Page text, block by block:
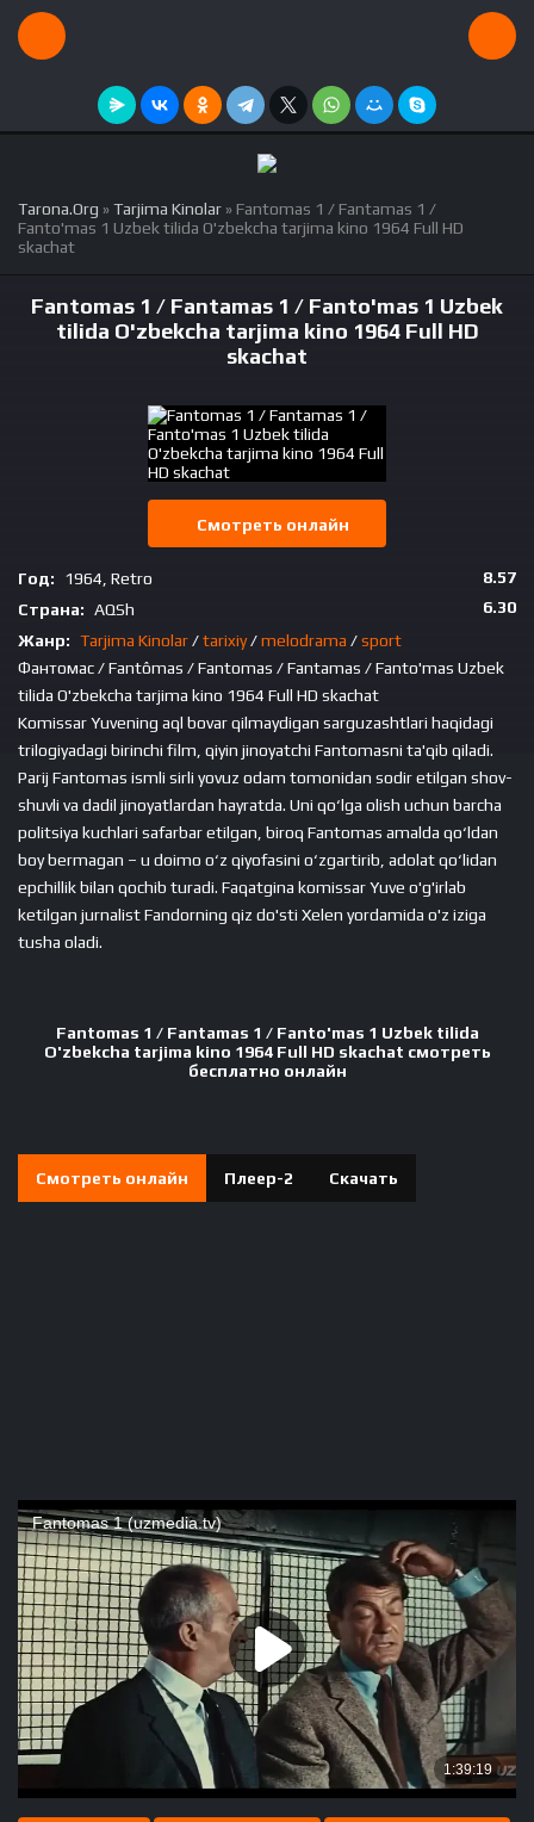
Tarona.Org »Tarjima Kinolar » Fantomas 1 / Fantamas 1 /
Fanto'mas 1 Uzbek tilida O'zbekcha tarjima kino 1964 Full HD
skachat
Fantomas 1 / Fantamas 1 / Fanto'mas 1 Uzbek
tilida O'zbekcha tarjima kino 1964 Full HD
skachat
Смотреть онлайн
8.57
6.30
Год:
1964, Retro
Страна: AQSh
Жанр: Tarjima Kinolar/tarixiy/melodrama /sport
Фантомас / Fantômas / Fantomas / Fantamas / Fanto'mas Uzbek
tilida O'zbekcha tarjima kino 1964 Full HD skachat
Komissar Yuvening aql bovar qilmaydigan sarguzashtlari haqidagi
trilogiyadagi birinchi film, qiyin jinoyatchi Fantomasni ta'qib qiladi.
Parij Fantomas ismli sirli yovuz odam tomonidan sodir etilgan shov-
shuvli va dadil jinoyatlardan hayratda. Uni qo‘lga olish uchun barcha
politsiya kuchlari safarbar etilgan, biroq Fantomas amalda qo‘ldan
boy bermagan – u doimo o‘z qiyofasini o‘zgartirib, adolat qo‘lidan
epchillik bilan qochib turadi. Faqatgina komissar Yuve o'g'irlab
ketilgan jurnalist Fandorning qiz do'sti Xelen yordamida o'z iziga
tusha oladi.
Fantomas 1 / Fantamas 1 / Fanto'mas 1 Uzbek tilida
O'zbekcha tarjima kino 1964 Full HD skachat смотреть
бесплатно онлайн
Смотреть онлайн Плеер-2 Скачать